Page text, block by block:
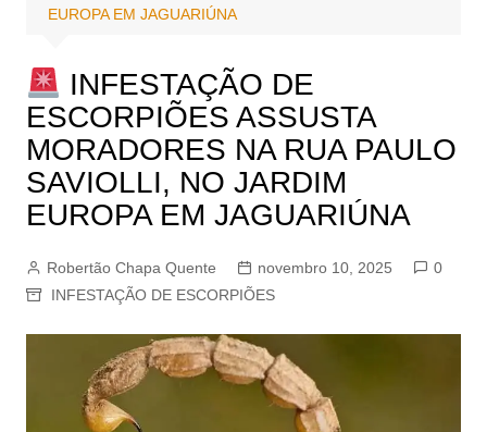
EUROPA EM JAGUARIÚNA
INFESTAÇÃO DE
ESCORPIÕES ASSUSTA
MORADORES NA RUA PAULO
SAVIOLLI, NO JARDIM
EUROPA EM JAGUARIÚNA
Robertão Chapa Quente novembro 10, 2025
0
INFESTAÇÃO DE ESCORPIÕES